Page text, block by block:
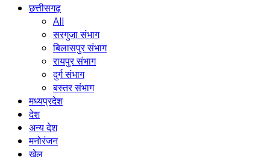
छत्तीसगढ़
All
सरगुजा संभाग
बिलासपुर संभाग
रायपुर संभाग
दुर्ग संभाग
बस्तर संभाग
मध्यप्रदेश
देश
अन्य देश
मनोरंजन
खेल